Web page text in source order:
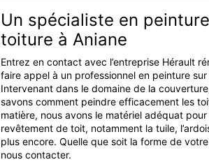
Un spécialiste en
toiture à Aniane
Entrez en contact avec l’entreprise Hérault
faire appel à un professionnel en peinture
Intervenant dans le domaine de la
savons comment peindre efficacement les
matière, nous avons le matériel adéquat
revêtement de toit, notamment la tuile,
plus encore. Quelle que soit la forme de
nous contacter.